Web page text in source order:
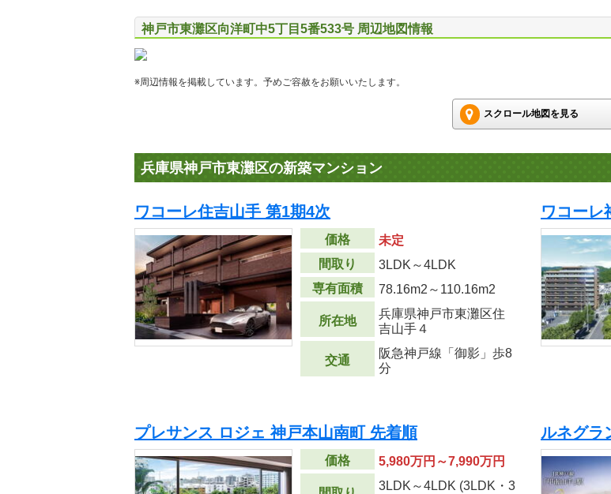
神戸市東灘区向洋町中5丁目5番533号 周辺地図情報
※周辺情報を掲載しています。予めご容赦をお願いいたします。
スクロール地図を見る
兵庫県神戸市東灘区の新築マンション
ワコーレ住吉山手 第1期4次
価格
未定
間取り
3LDK～4LDK
専有面積
78.16m2 ～110.16m2
所在地
兵庫県神戸市東灘区住
吉山手４
交通
阪急神戸線「御影」歩8
分
ワコーレ
プレサンス ロジェ 神戸本山南町 先着順
価格 5,980万円～7,990万円
3LDK～4LDK (3LDK・3
ルネグラ